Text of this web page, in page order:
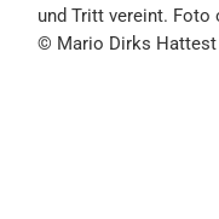
und Tritt vereint. Foto
© Mario Dirks Hattest